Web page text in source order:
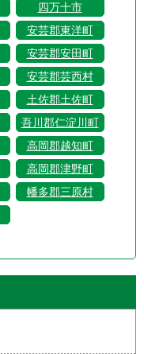
四万十市
安芸郡東洋町
安芸郡安田町
安芸郡芸西村
土佐郡土佐町
吾川郡仁淀川町
高岡郡越知町
高岡郡津野町
幡多郡三原村